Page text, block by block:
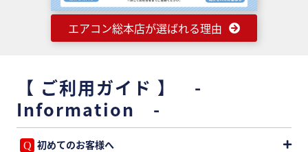
エアコン総本店が選ばれる理由
【 ご利用ガイド 】 -
Information -
初めてのお客様へ